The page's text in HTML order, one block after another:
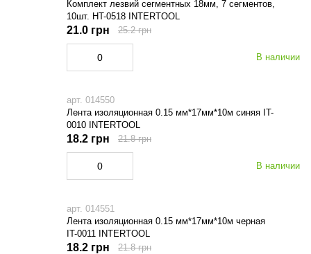
Комплект лезвий сегментных 18мм, 7 сегментов,
10шт. HT-0518 INTERTOOL
В наличии
21.0 грн 25.2 грн
арт. 014550
Лента изоляционная 0.15 мм*17мм*10м синяя IT-
0010 INTERTOOL
В наличии
18.2 грн 21.8 грн
арт. 014551
Лента изоляционная 0.15 мм*17мм*10м черная
IT-0011 INTERTOOL
18.2 грн 21.8 грн